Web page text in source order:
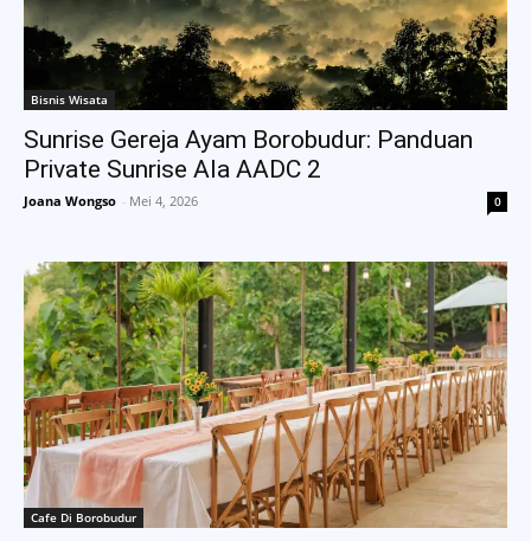
Bisnis Wisata
Sunrise Gereja Ayam Borobudur: Panduan
Private Sunrise Ala AADC 2
Joana Wongso - Mei 4, 2026 0
Cafe Di Borobudur